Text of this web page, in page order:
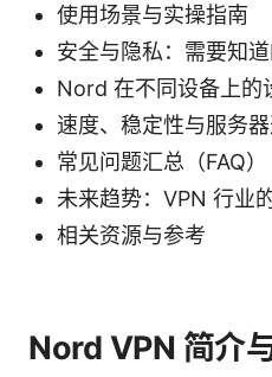
使用场景与实操指南
安全与隐私：需要知
Nord 在不同设备上的
速度、稳定性与服务
常见问题汇总（FAQ）
未来趋势：VPN 行业
相关资源与参考
Nord VPN 简介